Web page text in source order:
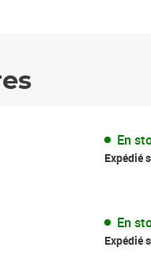
En
Expédié
En
Expédié